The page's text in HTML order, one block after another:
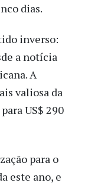
dias.
inverso:
a notícia
A
valiosa da
US$ 290
para o
este ano, e